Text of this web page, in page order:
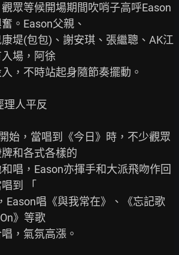
眾等候開場期間吹哨子高呼Eason
。Eason父親、
堤(包包)、謝安琪、張繼聰、AK江
場，阿徐
，不時站起身隨節奏擺動。
理人平反
始，當唱到《今日》時，不少觀眾
和各式各樣的
唱，Eason亦揮手和大派飛吻作回
到 「
Eason唱《與我常在》、《忘記歌
》等歌
，氣氛高漲。